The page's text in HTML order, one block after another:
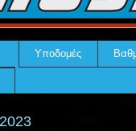
Υποδομές